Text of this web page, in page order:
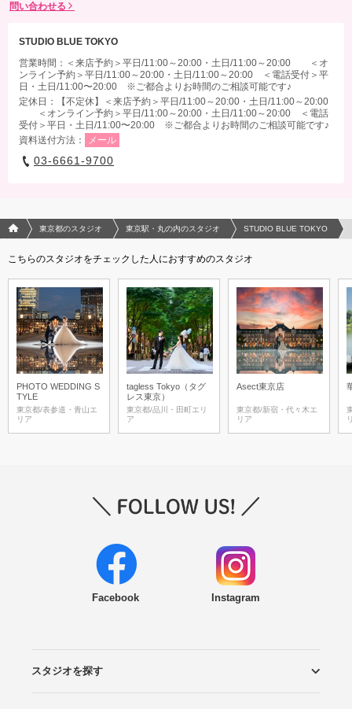
問い合わせる
STUDIO BLUE TOKYO
営業時間：＜来店予約＞平日/11:00～20:00・土日/11:00～20:00 ＜オ
ンライン予約＞平日/11:00～20:00・土日/11:00～20:00 ＜電話受付＞平
日・土日/11:00〜20:00 ※ご都合よりお時間のご相談可能です♪
定休日：【不定休】＜来店予約＞平日/11:00～20:00・土日/11:00～20:00
＜オンライン予約＞平日/11:00～20:00・土日/11:00～20:00 ＜電話
受付＞平日・土日/11:00〜20:00 ※ご都合よりお時間のご相談可能です♪
資料送付方法：
メール
03-6661-9700
フォトウエディング/結婚写真のPhotorait ホーム
東京都のスタジオ 東京駅・丸の内のスタジオ STUDIO BLUE TOKYO
こちらのスタジオをチェックした人におすすめのスタジオ
PHOTO WEDDING S
TYLE
東京都/表参道・青山エ
リア
tagless Tokyo（タグ
レス東京）
東京都/品川・田町エリ
ア
Asect東京店
東京都/新宿・代々木エ
リア
Facebook Instagram
スタジオを探す